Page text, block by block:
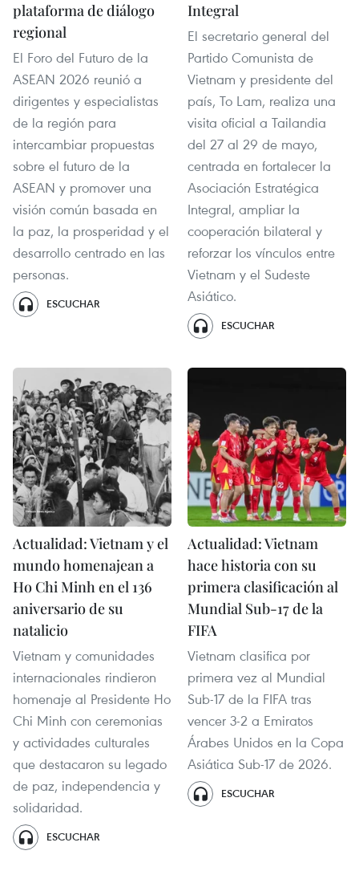
plataforma de diálogo
regional
El Foro del Futuro de la
ASEAN 2026 reunió a
dirigentes y especialistas
de la región para
intercambiar propuestas
sobre el futuro de la
ASEAN y promover una
visión común basada en
la paz, la prosperidad y el
desarrollo centrado en las
personas.
ESCUCHAR
Integral
El secretario general del
Partido Comunista de
Vietnam y presidente del
país, To Lam, realiza una
visita oficial a Tailandia
del 27 al 29 de mayo,
centrada en fortalecer la
Asociación Estratégica
Integral, ampliar la
cooperación bilateral y
reforzar los vínculos entre
Vietnam y el Sudeste
Asiático.
ESCUCHAR
Actualidad: Vietnam y el
mundo homenajean a
Ho Chi Minh en el 136
aniversario de su
natalicio
Vietnam y comunidades
internacionales rindieron
homenaje al Presidente Ho
Chi Minh con ceremonias
y actividades culturales
que destacaron su legado
de paz, independencia y
solidaridad.
ESCUCHAR
Actualidad: Vietnam
hace historia con su
primera clasificación al
Mundial Sub-17 de la
FIFA
Vietnam clasifica por
primera vez al Mundial
Sub-17 de la FIFA tras
vencer 3-2 a Emiratos
Árabes Unidos en la Copa
Asiática Sub-17 de 2026.
ESCUCHAR